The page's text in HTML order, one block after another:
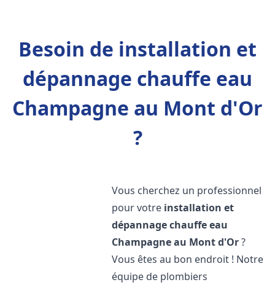
Besoin de installation et
dépannage chauffe eau
Champagne au Mont d'Or
?
Vous cherchez un professionnel
pour votre installation et
dépannage chauffe eau
Champagne au Mont d'Or?
Vous êtes au bon endroit ! Notre
équipe de plombiers